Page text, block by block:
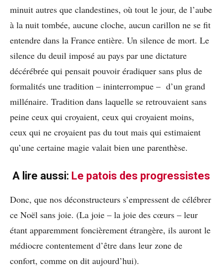
minuit autres que clandestines, où tout le jour, de l’aube
à la nuit tombée, aucune cloche, aucun carillon ne se fit
entendre dans la France entière. Un silence de mort. Le
silence du deuil imposé au pays par une dictature
décérébrée qui pensait pouvoir éradiquer sans plus de
formalités une tradition – ininterrompue – d’un grand
millénaire. Tradition dans laquelle se retrouvaient sans
peine ceux qui croyaient, ceux qui croyaient moins,
ceux qui ne croyaient pas du tout mais qui estimaient
qu’une certaine magie valait bien une parenthèse.
A lire aussi: Le patois des progressistes
Donc, que nos déconstructeurs s’empressent de célébrer
ce Noël sans joie. (La joie – la joie des cœurs – leur
étant apparemment foncièrement étrangère, ils auront le
médiocre contentement d’être dans leur zone de
confort, comme on dit aujourd’hui).